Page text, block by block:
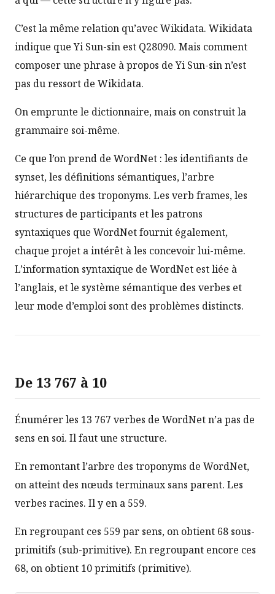
C’est la même relation qu’avec Wikidata. Wikidata
indique que Yi Sun-sin est Q28090. Mais comment
composer une phrase à propos de Yi Sun-sin n’est
pas du ressort de Wikidata.
On emprunte le dictionnaire, mais on construit la
grammaire soi-même.
Ce que l’on prend de WordNet : les identifiants de
synset, les définitions sémantiques, l’arbre
hiérarchique des troponyms. Les verb frames, les
structures de participants et les patrons
syntaxiques que WordNet fournit également,
chaque projet a intérêt à les concevoir lui-même.
L’information syntaxique de WordNet est liée à
l’anglais, et le système sémantique des verbes et
leur mode d’emploi sont des problèmes distincts.
De 13 767 à 10
Énumérer les 13 767 verbes de WordNet n’a pas de
sens en soi. Il faut une structure.
En remontant l’arbre des troponyms de WordNet,
on atteint des nœuds terminaux sans parent. Les
verbes racines. Il y en a 559.
En regroupant ces 559 par sens, on obtient 68 sous-
primitifs (sub-primitive). En regroupant encore ces
68, on obtient 10 primitifs (primitive).